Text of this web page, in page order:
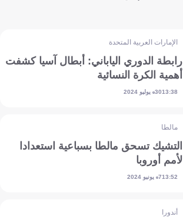
الإمارات العربية المتحدة
رابطة الدوري الياباني: أبطال آسيا كشفت
أهمية الكرة النسائية
13:3830 يوليو 2024
مالطا
التشيك تسحق مالطا بسباعية استعدادا
لأمم أوروبا
13:527 يونيو 2024
أندورا